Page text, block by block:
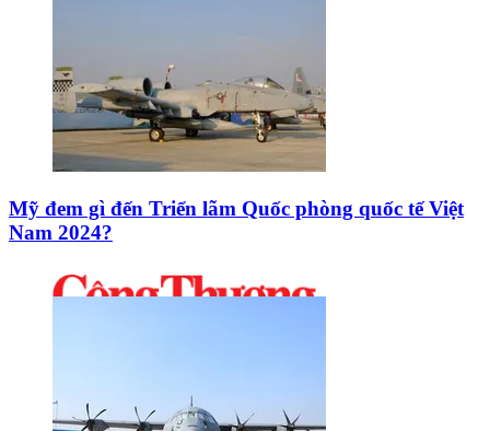
Mỹ đem gì đến Triển lãm Quốc phòng quốc tế Việt
Nam 2024?